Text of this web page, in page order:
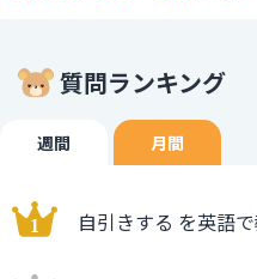
質問ランキング
週間 月間
自引きする を英語